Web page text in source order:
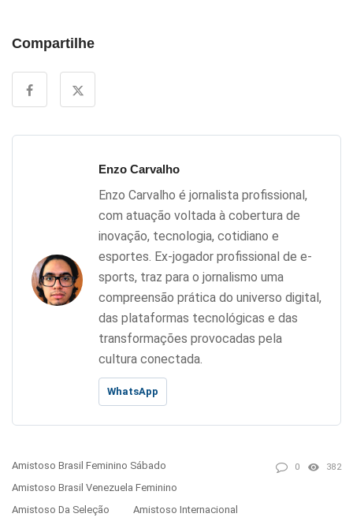
Compartilhe
Enzo Carvalho
Enzo Carvalho é jornalista profissional,
com atuação voltada à cobertura de
inovação, tecnologia, cotidiano e
esportes. Ex-jogador profissional de e-
sports, traz para o jornalismo uma
compreensão prática do universo digital,
das plataformas tecnológicas e das
transformações provocadas pela
cultura conectada.
WhatsApp
Amistoso Brasil Feminino Sábado
Amistoso Brasil Venezuela Feminino
Amistoso Da Seleção
Amistoso Internacional
0 382